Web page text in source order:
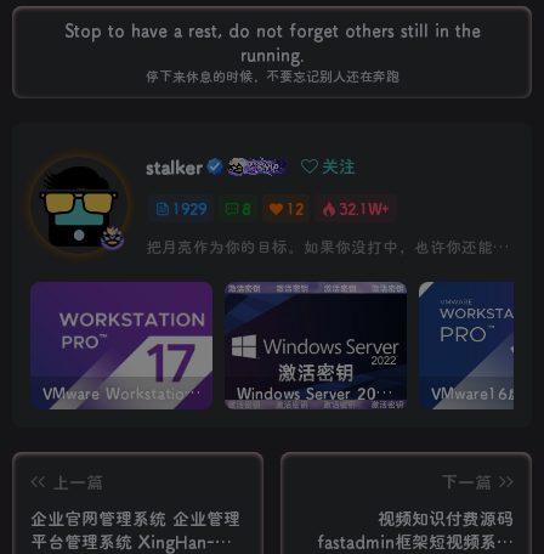
Stop to have a rest, do not forget others still in the
running.
停下来休息的时候，不要忘记别人还在奔跑
stalker 关注
1929 8 12
32.1W+
把月亮作为你的目标。如果你没打中，也许你还能打中星星
VMware Workstation PRO v17.6.4 正式版_虚拟机(带激活密钥) Windows Server 2022激活密钥 2024 5月更新
上一篇
企业官网管理系统 企业管理
平台管理系统 XingHan-
下一篇
视频知识付费源码
fastadmin框架短视频系统